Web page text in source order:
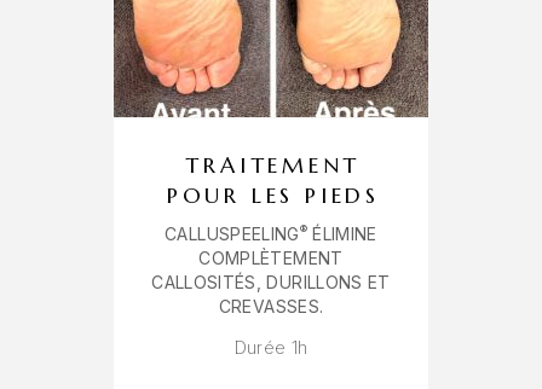
TRAITEMENT
POUR LES PIEDS
CALLUSPEELING® ÉLIMINE
COMPLÈTEMENT
CALLOSITÉS, DURILLONS ET
CREVASSES.
Durée 1h